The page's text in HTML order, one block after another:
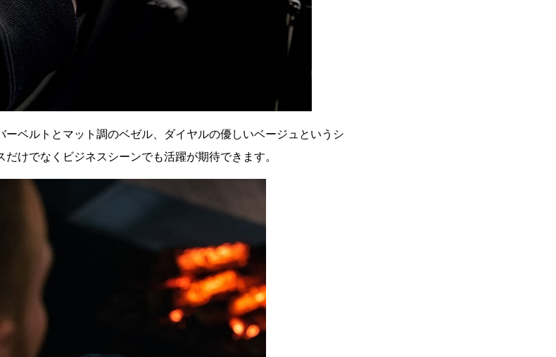
ベルトとマット調のベゼル、ダイヤルの優しいベージュというシ
けでなくビジネスシーンでも活躍が期待できます。